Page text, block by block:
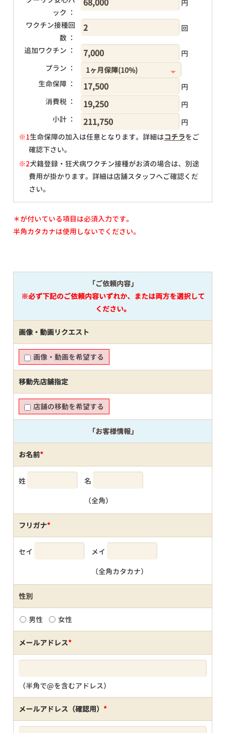
ック ：
円
ワクチン接種回
数 ：
回
追加ワクチン ：
円
プラン ：
生命保障 ：
円
消費税 ：
円
小計 ：
円
※1生命保障の加入は任意となります。詳細はコチラをご
確認下さい。
※2犬籍登録・狂犬病ワクチン接種がお済の場合は、別途
費用が掛かります。詳細は店舗スタッフへご確認くだ
さい。
＊が付いている項目は必須入力です。
半角カタカナは使用しないでください。
「ご依頼内容」
※必ず下記のご依頼内容いずれか、または両方を選択して
ください。
画像・動画リクエスト
画像・動画を希望する
移動先店舗指定
店舗の移動を希望する
「お客様情報」
お名前*
姓 名
（全角）
フリガナ*
セイ メイ
（全角カタカナ）
性別
男性 女性
メールアドレス*
（半角で@を含むアドレス）
メールアドレス（確認用） *